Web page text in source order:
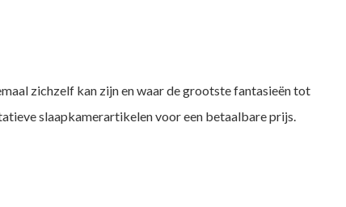
zichzelf kan zijn en waar de grootste fantasieën tot
slaapkamerartikelen voor een betaalbare prijs.